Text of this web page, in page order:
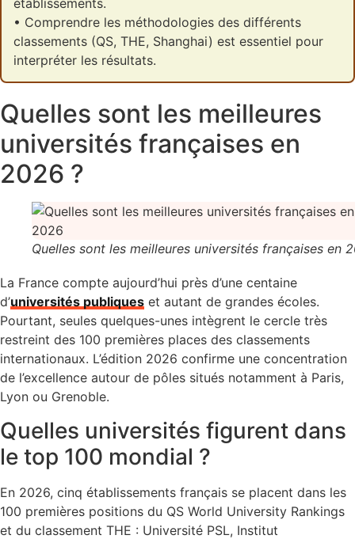
établissements.
• Comprendre les méthodologies des différents
classements (QS, THE, Shanghai) est essentiel pour
interpréter les résultats.
Quelles sont les meilleures
universités françaises en
2026 ?
Quelles sont les meilleures universités françaises en
La France compte aujourd’hui près d’une centaine
d’universités publiques et autant de grandes écoles.
Pourtant, seules quelques-unes intègrent le cercle très
restreint des 100 premières places des classements
internationaux. L’édition 2026 confirme une concentration
de l’excellence autour de pôles situés notamment à Paris,
Lyon ou Grenoble.
Quelles universités figurent dans
le top 100 mondial ?
En 2026, cinq établissements français se placent dans les
100 premières positions du QS World University Rankings
et du classement THE : Université PSL, Institut